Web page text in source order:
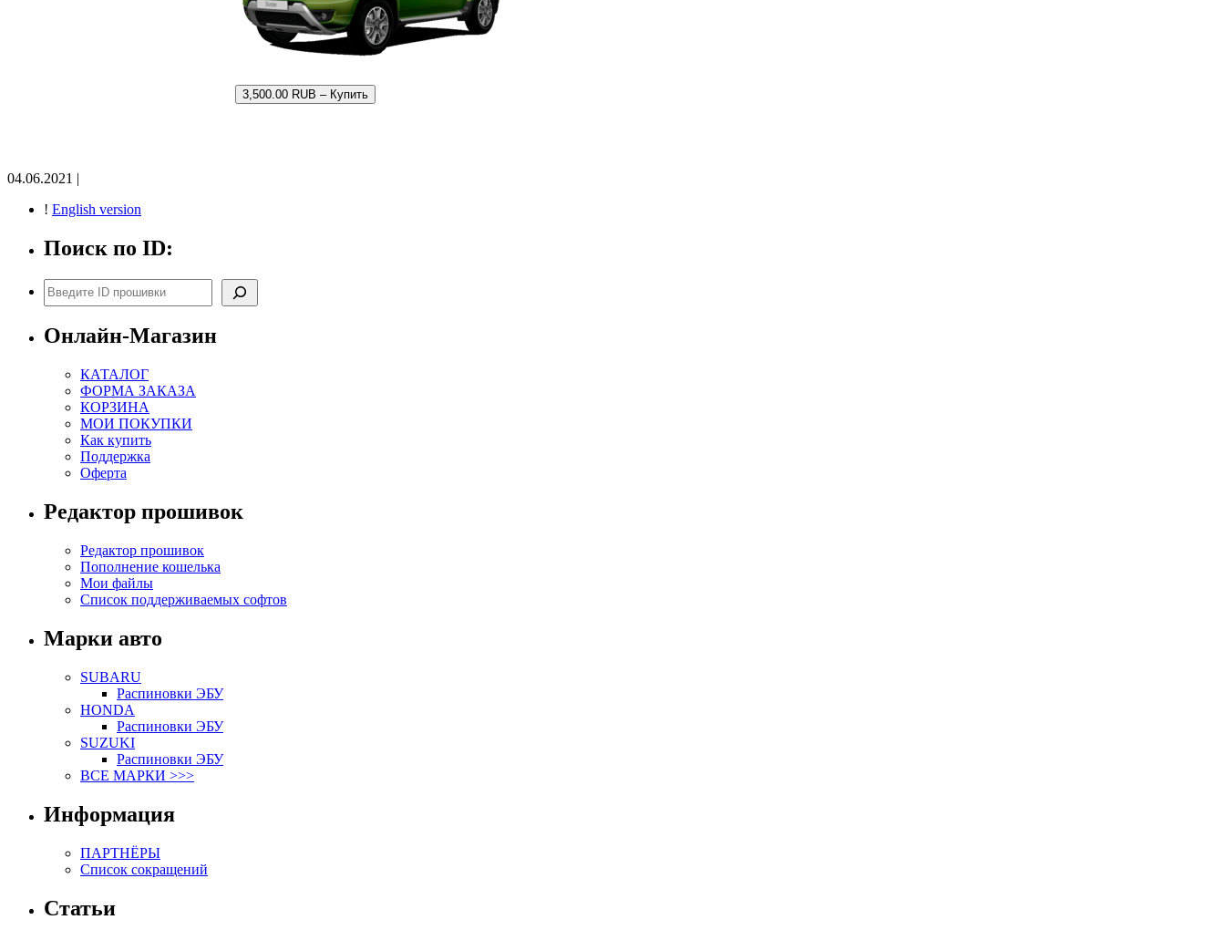
3,500.00 RUB – Купить
04.06.2021 |
! English version
Поиск по ID:
Поиск
Онлайн-Магазин
КАТАЛОГ
ФОРМА ЗАКАЗА
КОРЗИНА
МОИ ПОКУПКИ
Как купить
Поддержка
Оферта
Редактор прошивок
Редактор прошивок
Пополнение кошелька
Мои файлы
Список поддерживаемых софтов
Марки авто
SUBARU
Распиновки ЭБУ
HONDA
Распиновки ЭБУ
SUZUKI
Распиновки ЭБУ
ВСЕ МАРКИ >>>
Информация
ПАРТНЁРЫ
Список сокращений
Статьи